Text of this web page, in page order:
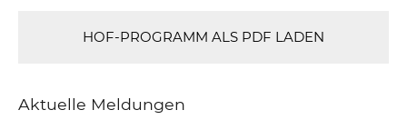
HOF-PROGRAMM ALS PDF LADEN
Aktuelle Meldungen